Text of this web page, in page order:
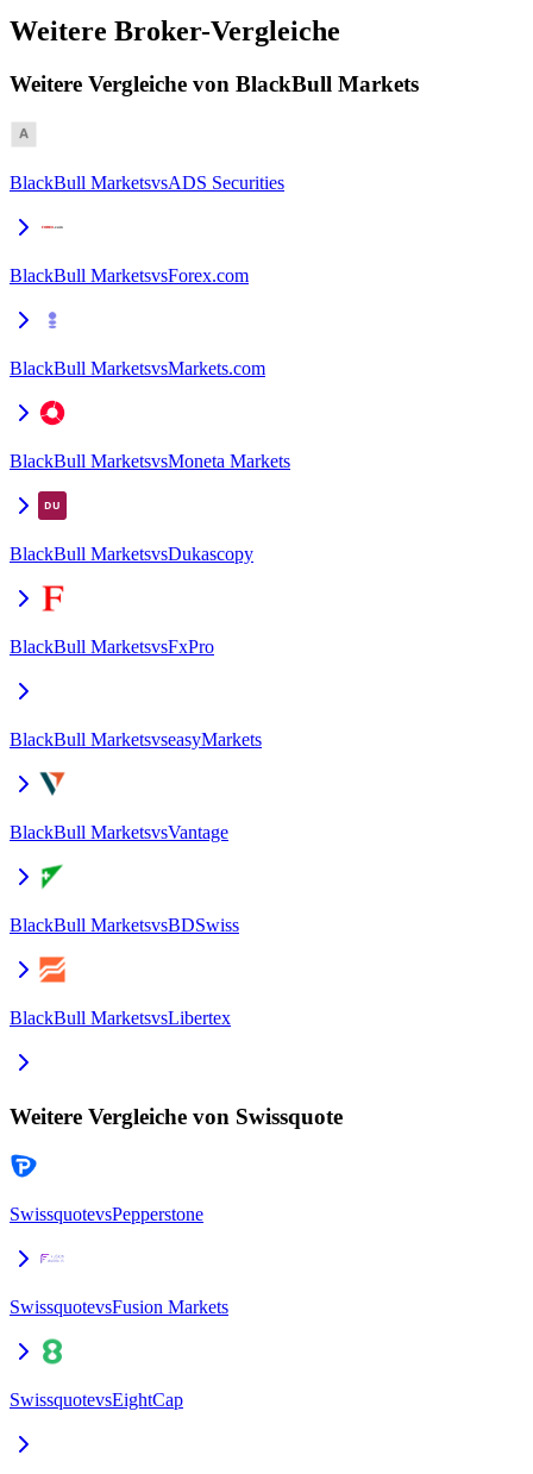
Weitere Broker-Vergleiche
Weitere Vergleiche von BlackBull Markets
BlackBull MarketsvsADS Securities
BlackBull MarketsvsForex.com
BlackBull MarketsvsMarkets.com
BlackBull MarketsvsMoneta Markets
BlackBull MarketsvsDukascopy
BlackBull MarketsvsFxPro
BlackBull MarketsvseasyMarkets
BlackBull MarketsvsVantage
BlackBull MarketsvsBDSwiss
BlackBull MarketsvsLibertex
Weitere Vergleiche von Swissquote
SwissquotevsPepperstone
SwissquotevsFusion Markets
SwissquotevsEightCap